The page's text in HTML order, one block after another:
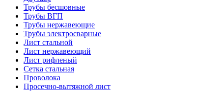
Трубы бесшовные
Трубы ВГП
Трубы нержавеющие
Трубы электросварные
Лист стальной
Лист нержавеющий
Лист рифленый
Сетка стальная
Проволока
Просечно-вытяжной лист